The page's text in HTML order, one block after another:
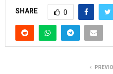
SHARE 0